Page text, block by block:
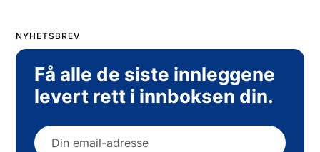
NYHETSBREV
Få alle de siste innleggene
levert rett i innboksen din.